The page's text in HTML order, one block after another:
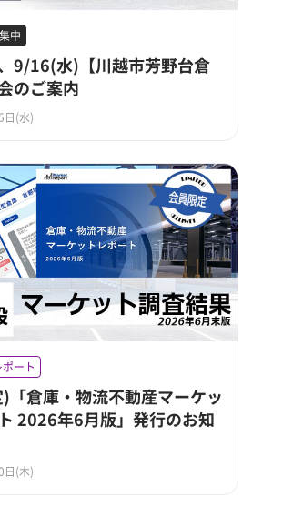
中
9/16(水)【川越市芳野台倉
のご案内
日(水)
ート
「倉庫・物流不動産マーケッ
2026年6月版」発行のお知
日(木)